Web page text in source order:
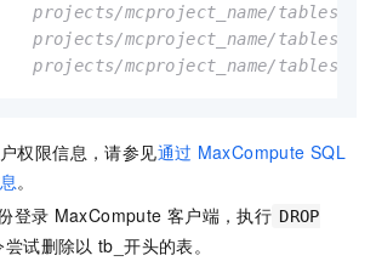
projects/mcproject_name/tables/
projects/mcproject_name/tables/
projects/mcproject_name/tables/
权限信息，请参见通过 MaxCompute SQL
。
登录 MaxCompute 客户端，执行 DROP
尝试删除以 tb_开头的表。